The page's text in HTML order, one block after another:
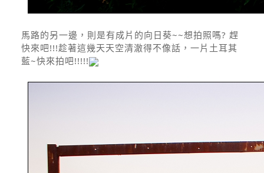
馬路的另一邊，則是有成片的向日葵~~想拍照嗎? 趕
快來吧!!!趁著這幾天天空清澈得不像話，一片土耳其
藍~快來拍吧!!!!!